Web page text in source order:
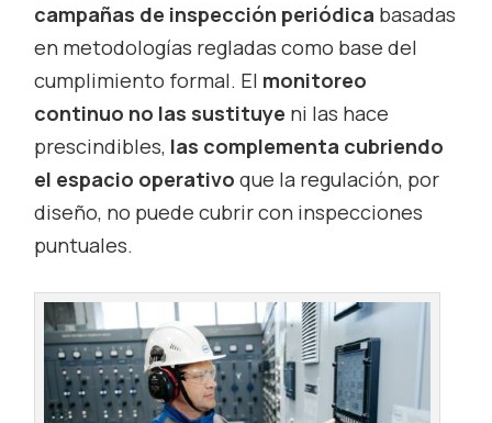
campañas de inspección periódica basadas
en metodologías regladas como base del
cumplimiento formal. El monitoreo
continuo no las sustituye ni las hace
prescindibles, las complementa cubriendo
el espacio operativo que la regulación, por
diseño, no puede cubrir con inspecciones
puntuales.